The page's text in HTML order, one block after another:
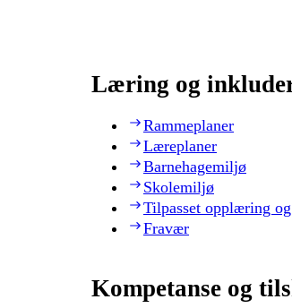
Læring og
Rammeplaner
Læreplaner
Barnehagemiljø
Skolemiljø
Tilpasset opplæring
Fravær
Kompetanse og